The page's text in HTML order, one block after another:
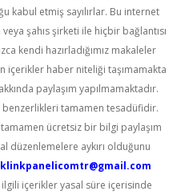
kabul etmiş sayılırlar. Bu internet
şahıs şirketi ile hiçbir bağlantısı
kendi hazırladığımız makaleler
içerikler haber niteliği taşımamakta
paylaşım yapılmamaktadır.
tamamen tesadüfidir.
ücretsiz bir bilgi paylaşım
düzenlemelere aykırı olduğunu
içerikler yasal süre içerisinde